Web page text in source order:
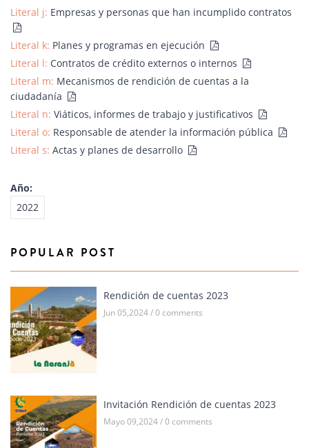
Literal j: Empresas y personas que han incumplido contratos
Literal k: Planes y programas en ejecución
Literal l: Contratos de crédito externos o internos
Literal m: Mecanismos de rendición de cuentas a la
ciudadanía
Literal n: Viáticos, informes de trabajo y justificativos
Literal o: Responsable de atender la información pública
Literal s: Actas y planes de desarrollo
Año:
2022
POPULAR POST
Rendición de cuentas 2023
Jun 05,2024 / 0 comments
Invitación Rendición de cuentas 2023
Mayo 09,2024 / 0 comments